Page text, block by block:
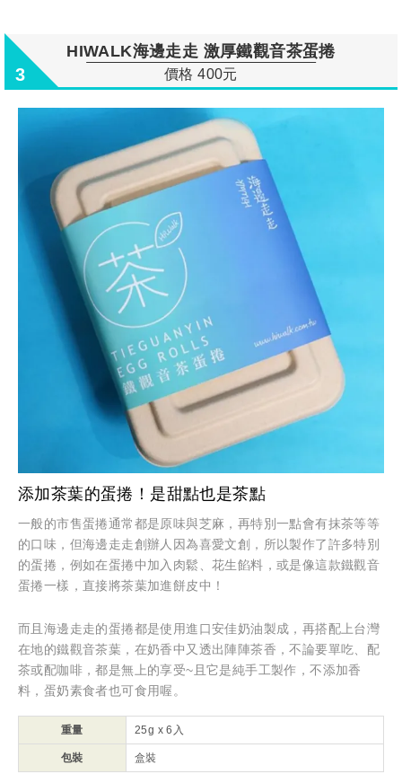
3
HIWALK海邊走走 激厚鐵觀音茶蛋捲
價格 400元
添加茶葉的蛋捲！是甜點也是茶點
一般的市售蛋捲通常都是原味與芝麻，再特別一點會有抹茶等等
的口味，但海邊走走創辦人因為喜愛文創，所以製作了許多特別
的蛋捲，例如在蛋捲中加入肉鬆、花生餡料，或是像這款鐵觀音
蛋捲一樣，直接將茶葉加進餅皮中！
而且海邊走走的蛋捲都是使用進口安佳奶油製成，再搭配上台灣
在地的鐵觀音茶葉，在奶香中又透出陣陣茶香，不論要單吃、配
茶或配咖啡，都是無上的享受~且它是純手工製作，不添加香
料，蛋奶素食者也可食用喔。
重量 25g x 6入
包裝 盒裝